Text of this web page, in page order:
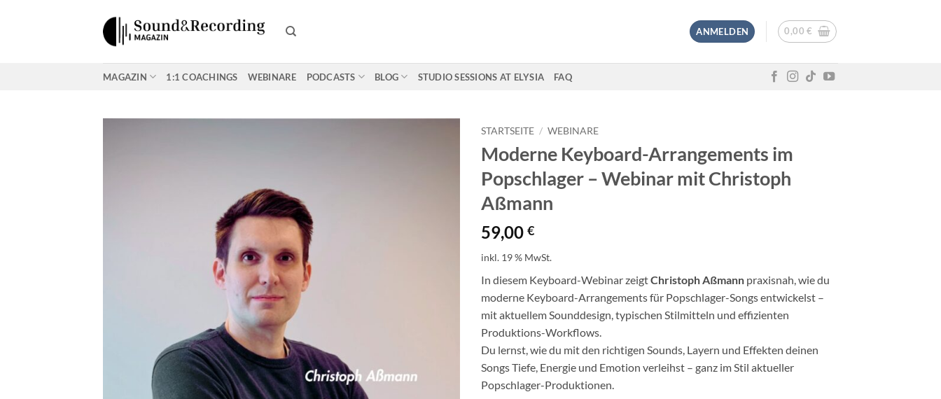
ANMELDEN 0,00€
MAGAZIN 1:1 COACHINGS WEBINARE PODCASTS BLOG STUDIO SESSIONS AT ELYSIA FAQ
STARTSEITE / WEBINARE
Moderne Keyboard-Arrangements im
Popschlager – Webinar mit Christoph
Aßmann
59,00 €
inkl. 19 % MwSt.
In diesem Keyboard-Webinar zeigtChristoph Aßmann praxisnah, wie du
moderne Keyboard-Arrangements für Popschlager-Songs entwickelst –
mit aktuellem Sounddesign, typischen Stilmitteln und effizienten
Produktions-Workflows.
Du lernst, wie du mit den richtigen Sounds, Layern und Effekten deinen
Songs Tiefe, Energie und Emotion verleihst – ganz im Stil aktueller
Popschlager-Produktionen.